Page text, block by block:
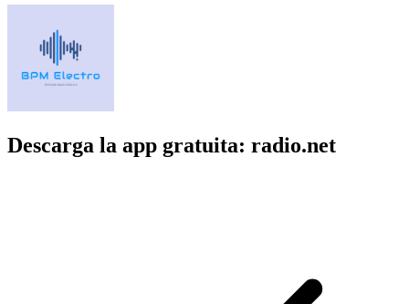
Descarga la app gratuita: radio.net